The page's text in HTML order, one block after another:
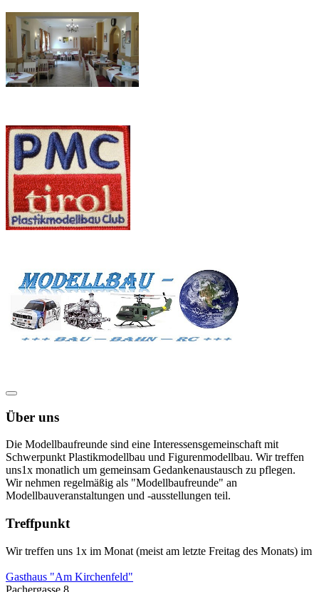
Über uns
Die Modellbaufreunde sind eine Interessensgemeinschaft mit
Schwerpunkt Plastikmodellbau und Figurenmodellbau. Wir treffen
uns1x monatlich um gemeinsam Gedankenaustausch zu pflegen.
Wir nehmen regelmäßig als "Modellbaufreunde" an
Modellbauveranstaltungen und -ausstellungen teil.
Treffpunkt
Wir treffen uns 1x im Monat (meist am letzte Freitag des Monats) im
Gasthaus "Am Kirchenfeld"
Pachergasse 8